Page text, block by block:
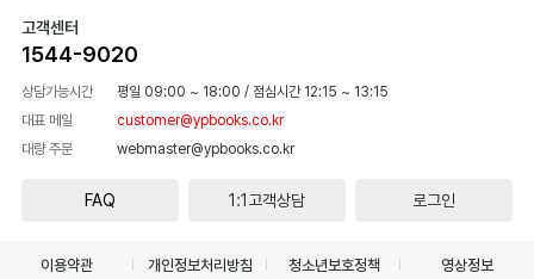
고객센터
1544-9020
상담가능시간 평일 09:00 ~ 18:00 / 점심시간 12:15 ~ 13:15
대표 메일
customer@ypbooks.co.kr
대량 주문
webmaster@ypbooks.co.kr
FAQ 1:1고객상담 로그인
이용약관 개인정보처리방침 청소년보호정책 영상정보